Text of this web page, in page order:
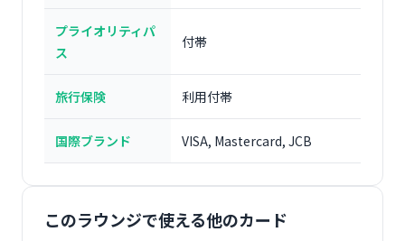
プライオリティパ
ス
付帯
旅行保険 利用付帯
国際ブランド VISA, Mastercard, JCB
このラウンジで使える他のカード